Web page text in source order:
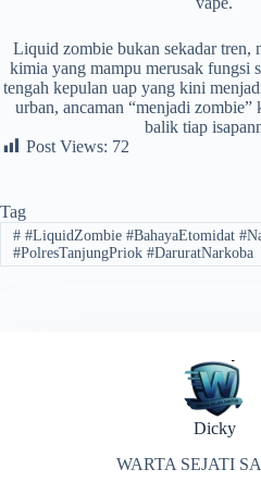
Liquid zombie bukan sekadar tren,
kimia yang mampu merusak fungsi
tengah kepulan uap yang kini
urban, ancaman “menjadi
balik tiap
Post Views: 72
Tag
##LiquidZombie #BahayaEtomidat
#PolresTanjungPriok #DaruratNarkoba
Dicky
WARTA SEJATI